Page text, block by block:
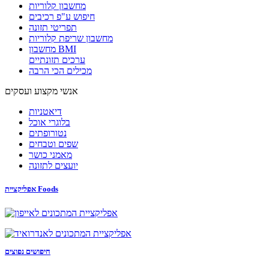
מחשבון קלוריות
חיפוש ע"פ רכיבים
תפריטי תזונה
מחשבון שריפת קלוריות
מחשבון BMI
ערכים תזונתיים
מכילים הכי הרבה
אנשי מקצוע ועסקים
דיאטניות
בלוגרי אוכל
נטורופתים
שפים וטבחים
מאמני כושר
יועצים לתזונה
אפליקציית Foods
חיפושים נפוצים